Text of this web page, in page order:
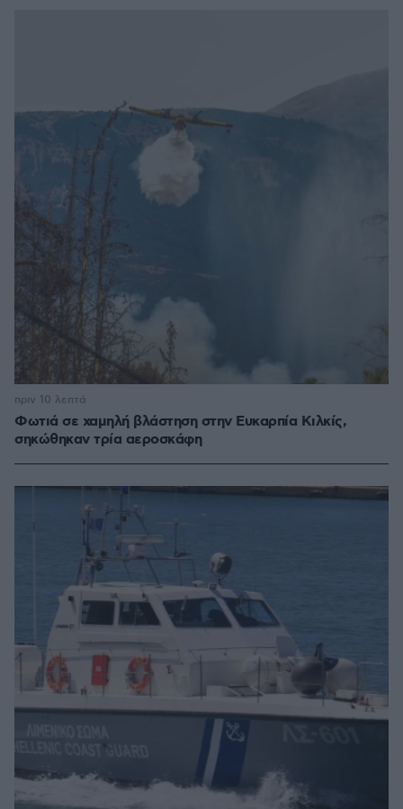
Φωτιά σε χαμηλή βλάστηση στην Ευκαρπία Κιλκίς,
σηκώθηκαν τρία αεροσκάφη
πριν 10 λεπτά